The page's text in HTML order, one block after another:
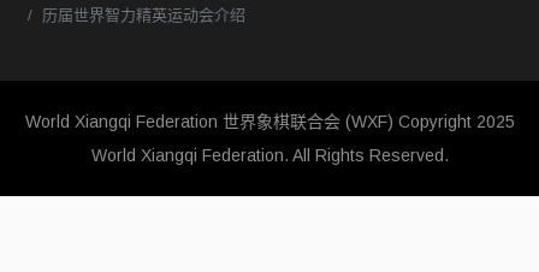
历届世界智力精英运动会介绍
World Xiangqi Federation 世界象棋联合会 (WXF) Copyright 2025
World Xiangqi Federation. All Rights Reserved.